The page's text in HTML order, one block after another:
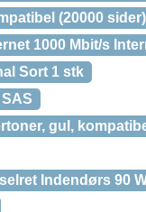
(20000 sider)
1000 Mbit/s
Sort 1 stk
gul,
Indendørs 90